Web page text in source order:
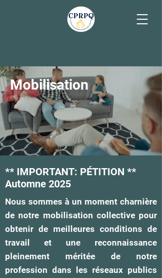
Mobilisation
** IMPORTANT: PÉTITION **
Automne 2025
Nous sommes à un moment charnière
de notre mobilisation collective pour
obtenir de meilleures conditions de
travail et une reconnaissance
pleinement méritée de notre
profession dans les réseaux publics